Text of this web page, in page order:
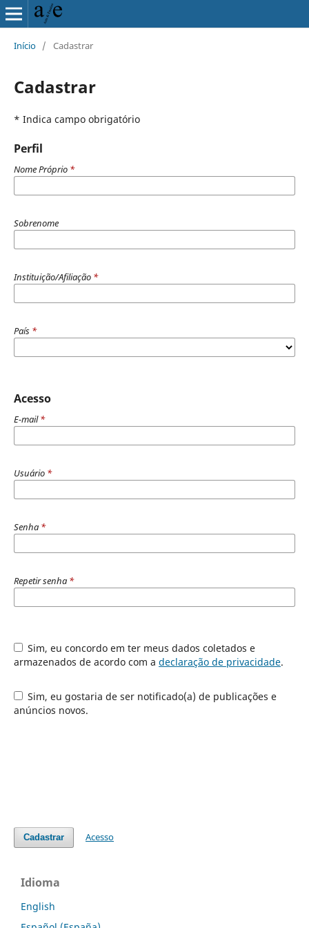
Início / Cadastrar
Cadastrar
* Indica campo obrigatório
Perfil
Nome Próprio *
Sobrenome
Instituição/Afiliação *
País *
Acesso
E-mail*
Usuário *
Senha *
Repetir senha *
Sim, eu concordo em ter meus dados coletados e
armazenados de acordo com a declaração de privacidade.
Sim, eu gostaria de ser notificado(a) de publicações e
anúncios novos.
Cadastrar Acesso
Idioma
English